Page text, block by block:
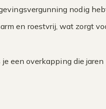
nodig
en roestvrij, wat zorgt
een overkapping die